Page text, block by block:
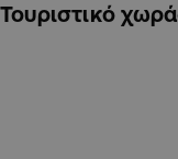
Τουριστικό